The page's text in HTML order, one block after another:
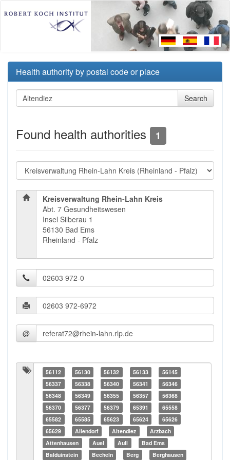
Health authority by postal code or place
Found health authorities 1
Kreisverwaltung Rhein-Lahn Kreis
Abt. 7 Gesundheitswesen
Insel Silberau 1
56130 Bad Ems
Rheinland - Pfalz
@
56112 56130 56132 56133
56145
56337
56338 56340 56341
56346
56348
56349 56355 56357
56368
56370
56377 56379 65391
65558
65582
65585 65623 65624
65626
65629
Allendorf Altendiez
Arzbach
Attenhausen
Auel Aull
Bad Ems
Balduinstein
Becheln Berg Berghausen